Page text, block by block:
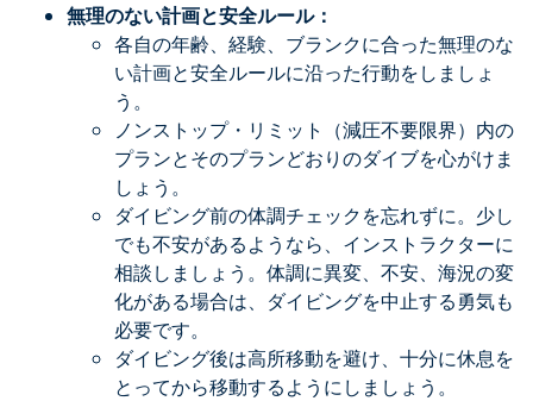
無理のない計画と安全ルール：
各自の年齢、経験、ブランクに合った無理のな
い計画と安全ルールに沿った行動をしましょ
う。
ノンストップ・リミット（減圧不要限界）内の
プランとそのプランどおりのダイブを心がけま
しょう。
ダイビング前の体調チェックを忘れずに。少し
でも不安があるようなら、インストラクターに
相談しましょう。体調に異変、不安、海況の変
化がある場合は、ダイビングを中止する勇気も
必要です。
ダイビング後は高所移動を避け、十分に休息を
とってから移動するようにしましょう。